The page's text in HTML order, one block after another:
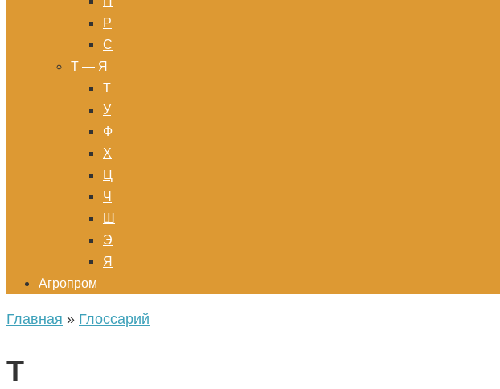
Р
С
Т — Я
Т
У
Ф
Х
Ц
Ч
Ш
Э
Я
Агропром
Главная » Глоссарий
Т